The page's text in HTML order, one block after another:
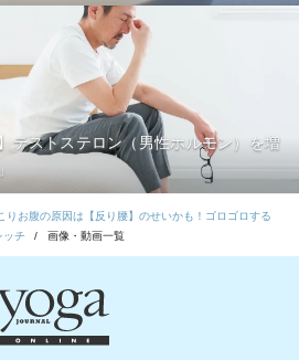
テストステロン（男性ホルモン）を増
りお腹の原因は【反り腰】のせいかも！ゴロゴロする
ッチ
画像・動画一覧